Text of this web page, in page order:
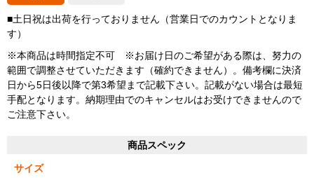
■土日祝は出荷を行っておりません（営業日でのカウントとなりま
す）
※本商品は時間指定不可 ※お届け日のご希望がある際は、努力の
範囲で調整させていただきます（確約できません）。備考欄に決済
日から5日後以降で第3希望まで記載下さい。記載がない場合は最短
手配となります。納期理由でのキャンセルはお受けできませんので
ご注意下さい。
商品スペック
サイズ